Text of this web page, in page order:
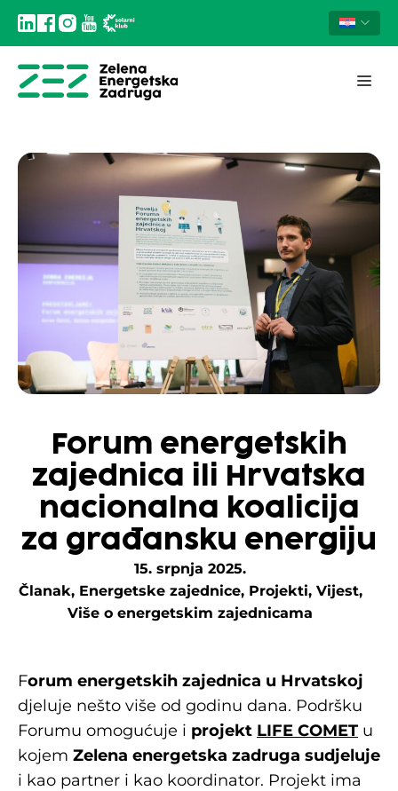
Forum energetskih
zajednica ili Hrvatska
nacionalna koalicija
za građansku energiju
15. srpnja 2025.
Članak, Energetske zajednice, Projekti, Vijest,
Više o energetskim zajednicama
Forum energetskih zajednica u Hrvatskoj
djeluje nešto više od godinu dana. Podršku
Forumu omogućuje i projekt LIFE COMET u
kojem Zelena energetska zadruga sudjeluje
i kao partner i kao koordinator. Projekt ima